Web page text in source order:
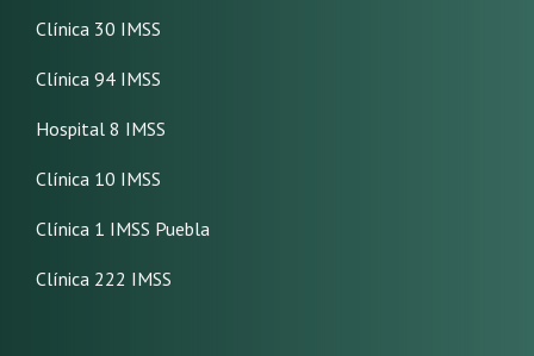
Clínica 30 IMSS
Clínica 94 IMSS
Hospital 8 IMSS
Clínica 10 IMSS
Clínica 1 IMSS Puebla
Clínica 222 IMSS